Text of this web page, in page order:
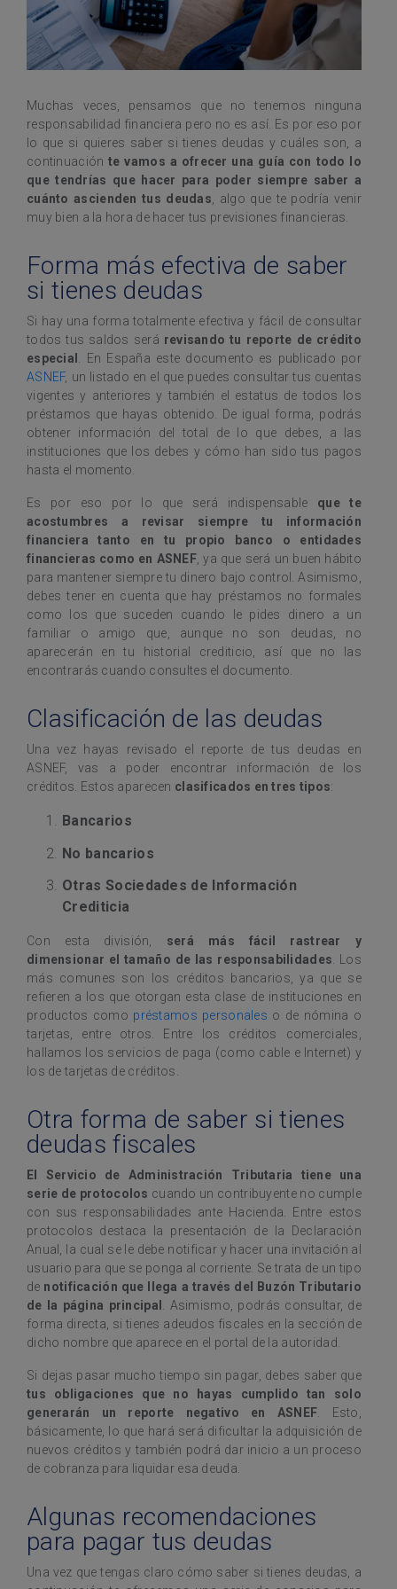
Muchas veces, pensamos que no tenemos ninguna
responsabilidad financiera pero no es así. Es por eso por
lo que si quieres saber si tienes deudas y cuáles son, a
continuaciónte vamos a ofrecer una guía con todo lo
que tendrías que hacer para poder siempre saber a
cuánto ascienden tus deudas , algo que te podría venir
muy bien a la hora de hacer tus previsiones financieras.
Forma más efectiva de saber
si tienes deudas
Si hay una forma totalmente efectiva y fácil de consultar
todos tus saldos será revisando tu reporte de crédito
especial
. En España este documento es publicado por
ASNEF, un listado en el que puedes consultar tus cuentas
vigentes y anteriores y también el estatus de todos los
préstamos que hayas obtenido. De igual forma, podrás
obtener información del total de lo que debes, a las
instituciones que los debes y cómo han sido tus pagos
hasta el momento.
Es por eso por lo que será indispensable que te
acostumbres a revisar siempre tu información
financiera tanto en tu propio banco o entidades
financieras como en ASNEF , ya que será un buen hábito
para mantener siempre tu dinero bajo control. Asimismo,
debes tener en cuenta que hay préstamos no formales
como los que suceden cuando le pides dinero a un
familiar o amigo que, aunque no son deudas, no
aparecerán en tu historial crediticio, así que no las
encontrarás cuando consultes el documento.
Clasificación de las deudas
Una vez hayas revisado el reporte de tus deudas en
ASNEF, vas a poder encontrar información de los
créditos. Estos aparecen clasificados en tres tipos:
Bancarios
No bancarios
Otras Sociedades de Información
Crediticia
Con esta división, será más fácil rastrear y
dimensionar el tamaño de las responsabilidades. Los
más comunes son los créditos bancarios, ya que se
refieren a los que otorgan esta clase de instituciones en
productos como préstamos personales o de nómina o
tarjetas, entre otros. Entre los créditos comerciales,
hallamos los servicios de paga (como cable e Internet) y
los de tarjetas de créditos.
Otra forma de saber si tienes
deudas fiscales
El Servicio de Administración Tributaria tiene una
serie de protocolos cuando un contribuyente no cumple
con sus responsabilidades ante Hacienda. Entre estos
protocolos destaca la presentación de la Declaración
Anual, la cual se le debe notificar y hacer una invitación al
usuario para que se ponga al corriente. Se trata de un tipo
de notificación que llega a través del Buzón Tributario
de la página principal . Asimismo, podrás consultar, de
forma directa, si tienes adeudos fiscales en la sección de
dicho nombre que aparece en el portal de la autoridad.
Si dejas pasar mucho tiempo sin pagar, debes saber que
tus obligaciones que no hayas cumplido tan solo
generarán un reporte negativo en ASNEF. Esto,
básicamente, lo que hará será dificultar la adquisición de
nuevos créditos y también podrá dar inicio a un proceso
de cobranza para liquidar esa deuda.
Algunas recomendaciones
para pagar tus deudas
Una vez que tengas claro cómo saber si tienes deudas, a